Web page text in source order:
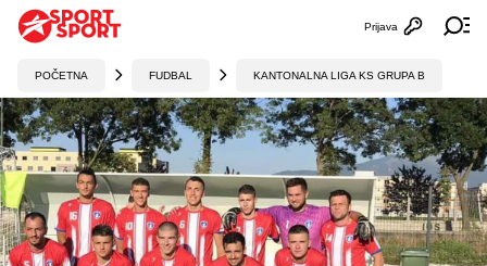
Otvori
Prijava
POČETNA FUDBAL KANTONALNA LIGA KS GRUPA B